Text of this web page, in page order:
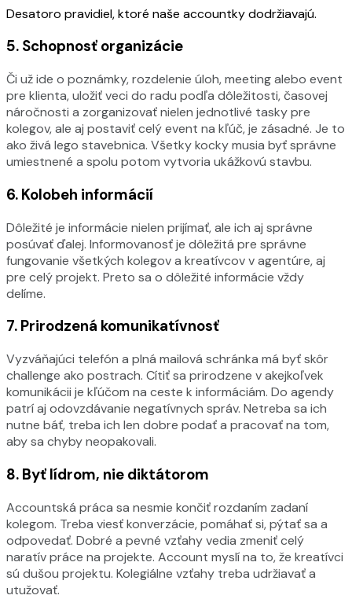
Desatoro pravidiel, ktoré naše accountky dodržiavajú.
5. Schopnosť organizácie
Či už ide o poznámky, rozdelenie úloh, meeting alebo event
pre klienta, uložiť veci do radu podľa dôležitosti, časovej
náročnosti a zorganizovať nielen jednotlivé tasky pre
kolegov, ale aj postaviť celý event na kľúč, je zásadné. Je to
ako živá lego stavebnica. Všetky kocky musia byť správne
umiestnené a spolu potom vytvoria ukážkovú stavbu.
6. Kolobeh informácií
Dôležité je informácie nielen prijímať, ale ich aj správne
posúvať ďalej. Informovanosť je dôležitá pre správne
fungovanie všetkých kolegov a kreatívcov v agentúre, aj
pre celý projekt. Preto sa o dôležité informácie vždy
delíme.
7. Prirodzená komunikatívnosť
Vyzváňajúci telefón a plná mailová schránka má byť skôr
challenge ako postrach. Cítiť sa prirodzene v akejkoľvek
komunikácii je kľúčom na ceste k informáciám. Do agendy
patrí aj odovzdávanie negatívnych správ. Netreba sa ich
nutne báť, treba ich len dobre podať a pracovať na tom,
aby sa chyby neopakovali.
8. Byť lídrom, nie diktátorom
Accountská práca sa nesmie končiť rozdaním zadaní
kolegom. Treba viesť konverzácie, pomáhať si, pýtať sa a
odpovedať. Dobré a pevné vzťahy vedia zmeniť celý
naratív práce na projekte. Account myslí na to, že kreatívci
sú dušou projektu. Kolegiálne vzťahy treba udržiavať a
utužovať.